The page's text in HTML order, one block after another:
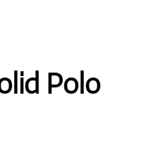
Polo